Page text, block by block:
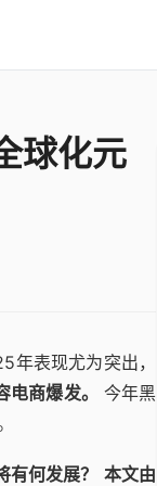
球化元
表现尤为突出，
商爆发。
今年黑
何发展？ 本文由